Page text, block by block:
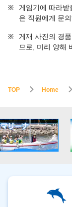
※
게임기에 따라받
은 직원에게 문
※
게재 사진의 경
므로, 미리 양해
TOP Home